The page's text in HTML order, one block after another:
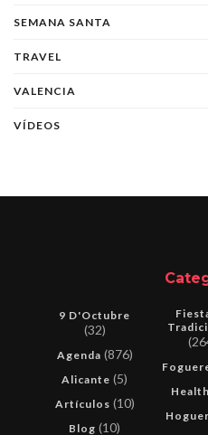
SEMANA SANTA
TRAVEL
VALENCIA
VÍDEOS
9 D'Octubre
(32)
Agenda (876)
Alicante (5)
Artículos (10)
Blog (10)
Health